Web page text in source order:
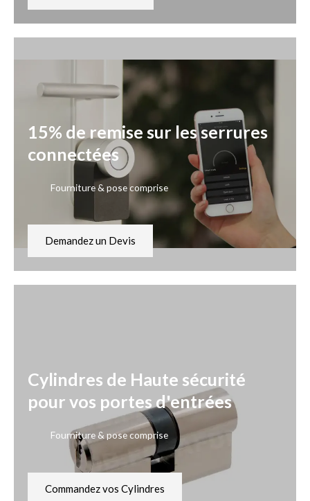
15% de remise sur les serrures
connectées
Fourniture & pose comprise
Demandez un Devis
Cylindres de Haute sécurité
pour vos portes d'entrées
Fourniture & pose comprise
Commandez vos Cylindres